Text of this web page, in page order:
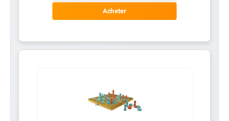
Acheter